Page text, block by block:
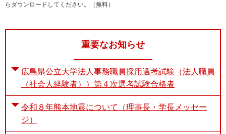
らダウンロードしてください。（無料）
重要なお知らせ
広島県公立大学法人事務職員採用選考試験（法人職員
（社会人経験者））第４次選考試験合格者
令和８年熊本地震について（理事長・学長メッセー
ジ）